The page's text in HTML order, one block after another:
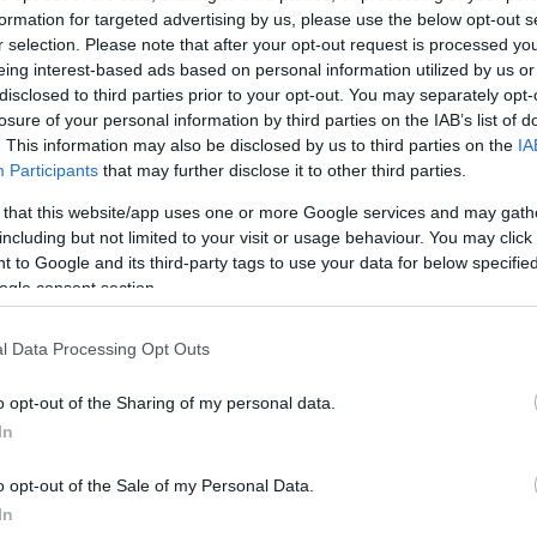
for targeted advertising by us, please use the below opt-out
selection. Please note that after your opt-out request is processed
interest-based ads based on personal information utilized by us
to third parties prior to your opt-out. You may separately
of your personal information by third parties on the IAB’s list of
This information may also be disclosed by us to third parties on the
Participants that may further disclose it to other third parties.
that this website/app uses one or more Google services and may
but not limited to your visit or usage behaviour. You may
to Google and its third-party tags to use your data for below
consent section.
Data Processing Opt Outs
opt-out of the Sharing of my personal data.
opt-out of the Sale of my Personal Data.
Ενήλικες – 1017», σε όλα τα
αλλά και μέσω της εφαρμογής Missing Alert app
ενημέρωση για την εξαφάνιση.
ΔΙΑΦΗΜΙΣΗ